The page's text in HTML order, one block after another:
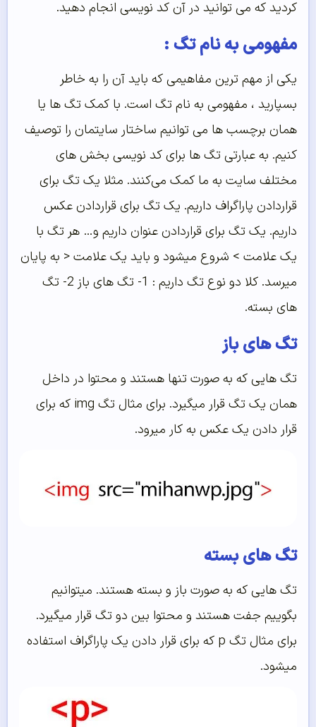
کردید که می توانید در آن کد نویسی انجام دهید.
مفهومی به نام تگ :
یکی از مهم ترین مفاهیمی که باید آن را به خاطر
بسپارید ، مفهومی به نام تگ است. با کمک تگ ها یا
همان برچسب ها می توانیم ساختار سایتمان را توصیف
کنیم. به عبارتی تگ ها برای کد نویسی بخش های
مختلف سایت به ما کمک می‌کنند. مثلا یک تگ برای
قراردادن پاراگراف داریم. یک تگ برای قراردادن عکس
داریم. یک تگ برای قراردادن عنوان داریم و… هر تگ با
یک علامت > شروع میشود و باید یک علامت < به پایان
میرسد. کلا دو نوع تگ داریم : 1- تگ های باز 2- تگ
های بسته.
تگ های باز
تگ هایی که به صورت تنها هستند و محتوا در داخل
همان یک تگ قرار میگیرد. برای مثال تگ img که برای
قرار دادن یک عکس به کار میرود.
تگ های بسته
تگ هایی که به صورت باز و بسته هستند. میتوانیم
بگوییم جفت هستند و محتوا بین دو تگ قرار میگیرد.
برای مثال تگ p که برای قرار دادن یک پاراگراف استفاده
میشود.